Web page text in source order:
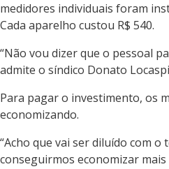
medidores individuais foram
Cada aparelho custou R$ 540.
“Não vou dizer que o pessoal
admite o síndico Donato
Para pagar o investimento, os
economizando.
“Acho que vai ser diluído com o
conseguirmos economizar